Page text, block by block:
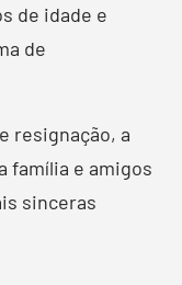
de idade e
de
resignação, a
família e amigos
sinceras